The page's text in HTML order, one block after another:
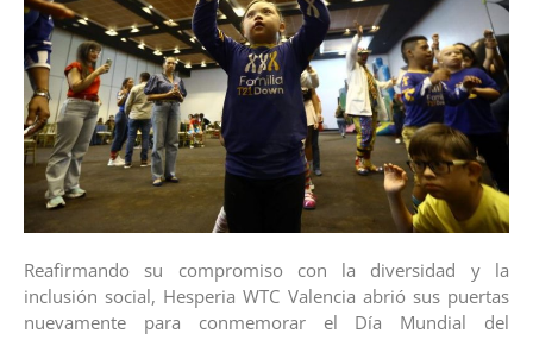
Reafirmando su compromiso con la diversidad y la
inclusión social, Hesperia WTC Valencia abrió sus puertas
nuevamente para conmemorar el Día Mundial del